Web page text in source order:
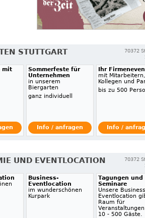
STUTTGART
70372
mit
Sommerfeste für
Unternehmen
in unserem
Biergarten
ganz individuell
Info / anfragen
Ihr
mit Mitarbeitern,
Kollegen und
bis zu 500
Info /
UND EVENTLOCATION
70372
Business-
Eventlocation
im wunderschönen
Kurpark
Tagungen und
Seminare
Unsere
Eventlocation
Raum für
10 - 500 Gäste.